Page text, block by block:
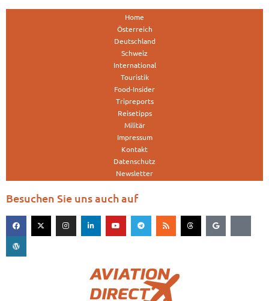
Home
Österreich
Deutschland
Schweiz
International
Touristik
Food-Insider
Tripreports
Reisetipps
Militär
Impressum
Kontakt
Datenschutz
Newsletter
Besuchen Sie uns auch auf